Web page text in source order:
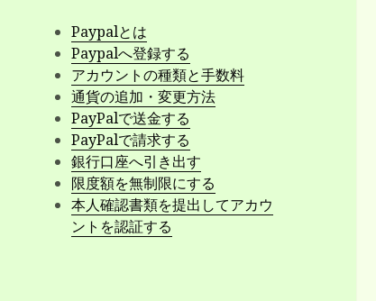
Paypalとは
Paypalへ登録する
アカウントの種類と手数料
通貨の追加・変更方法
PayPalで送金する
PayPalで請求する
銀行口座へ引き出す
限度額を無制限にする
本人確認書類を提出してアカウ
ントを認証する